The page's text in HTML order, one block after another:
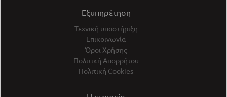
Εξυπηρέτηση
Τεχνική υποστήριξη
Επικοινωνία
Όροι Χρήσης
Πολιτική Απορρήτου
Πολιτική Cookies